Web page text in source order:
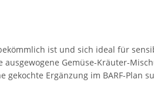
ist und sich ideal für
Gemüse-Kräuter-
Ergänzung im BARF-Plan